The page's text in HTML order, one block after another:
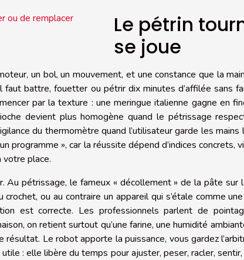
ou de remplacer
Le pétrin
se joue
un bol, un mouvement, et une constance que la
faut battre, fouetter ou pétrir dix minutes d’affilée sans
par la texture : une meringue italienne gagne en
devient plus homogène quand le pétrissage
du thermomètre quand l’utilisateur garde les
programme », car la réussite dépend d’indices concrets,
place.
Au pétrissage, le fameux « décollement » de la pâte sur
crochet, ou au contraire un appareil qui s’étale comme
est correcte. Les professionnels parlent de
on retient surtout qu’une farine, une humidité
Le robot apporte la puissance, vous gardez
: elle libère du temps pour ajuster, peser, racler,